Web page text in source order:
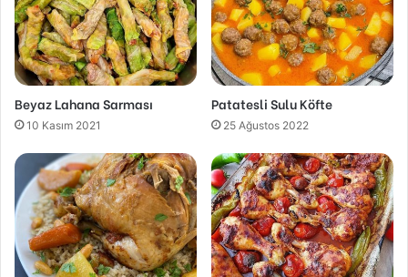
Beyaz Lahana Sarması
10 Kasım 2021
Patatesli Sulu Köfte
25 Ağustos 2022